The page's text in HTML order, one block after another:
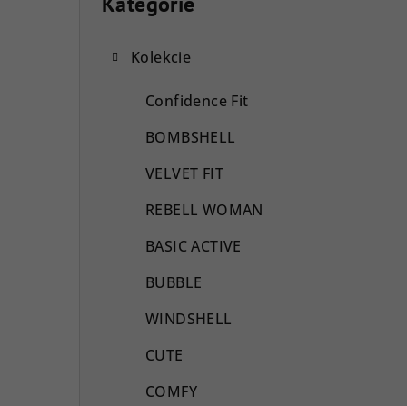
kategórie
Kolekcie
Confidence Fit
BOMBSHELL
VELVET FIT
REBELL WOMAN
BASIC ACTIVE
BUBBLE
WINDSHELL
CUTE
COMFY